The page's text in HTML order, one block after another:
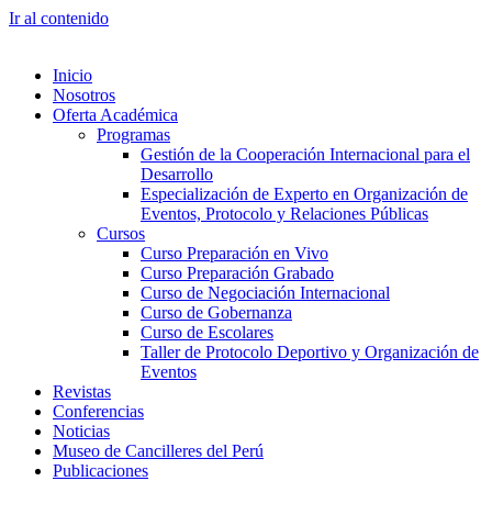
Ir al contenido
Inicio
Nosotros
Oferta Académica
Programas
Gestión de la Cooperación Internacional para el
Desarrollo
Especialización de Experto en Organización de
Eventos, Protocolo y Relaciones Públicas
Cursos
Curso Preparación en Vivo
Curso Preparación Grabado
Curso de Negociación Internacional
Curso de Gobernanza
Curso de Escolares
Taller de Protocolo Deportivo y Organización de
Eventos
Revistas
Conferencias
Noticias
Museo de Cancilleres del Perú
Publicaciones